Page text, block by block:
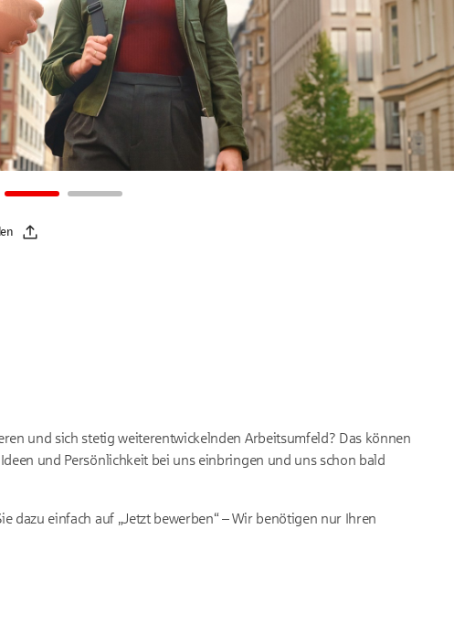
und sich stetig weiterentwickelnden Arbeitsumfeld? Das können
und Persönlichkeit bei uns einbringen und uns schon bald
dazu einfach auf „Jetzt bewerben“ – Wir benötigen nur Ihren